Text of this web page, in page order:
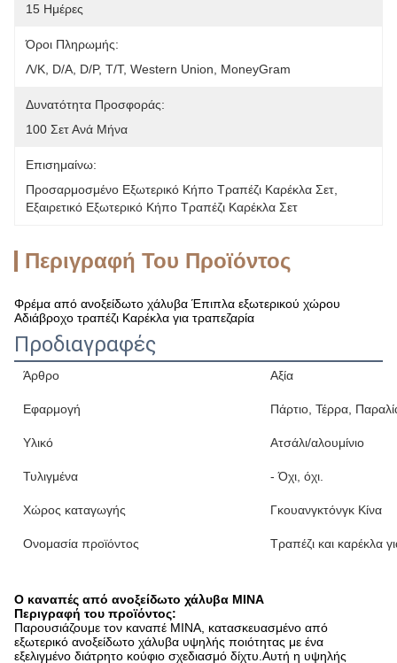
15 Ημέρες
Όροι Πληρωμής:
Λ/Κ, D/A, D/P, T/T, Western Union, MoneyGram
Δυνατότητα Προσφοράς:
100 Σετ Ανά Μήνα
Επισημαίνω:
Προσαρμοσμένο Εξωτερικό Κήπο Τραπέζι Καρέκλα Σετ
Εξαιρετικό Εξωτερικό Κήπο Τραπέζι Καρέκλα Σετ
Περιγραφή Του Προϊόντος
Φρέμα από ανοξείδωτο χάλυβα Έπιπλα εξωτερικού χώρου
Αδιάβροχο τραπέζι Καρέκλα για τραπεζαρία
Προδιαγραφές
Άρθρο Αξία
Εφαρμογή Πάρτιο, Τέρρα,
Υλικό Ατσάλι/αλουμίνιο
Τυλιγμένα - Όχι, όχι.
Χώρος καταγωγής Γκουανγκτόνγκ Κίνα
Ονομασία προϊόντος Τραπέζι και καρέκλα
Ο καναπές από ανοξείδωτο χάλυβα MINA
Περιγραφή του προϊόντος:
Παρουσιάζουμε τον καναπέ MINA, κατασκευασμένο από
εξωτερικό ανοξείδωτο χάλυβα υψηλής ποιότητας με ένα
εξελιγμένο διάτρητο κούφιο σχεδιασμό δίχτυ.Αυτή η υψηλής